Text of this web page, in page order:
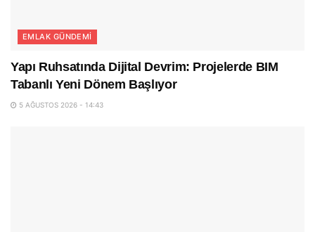
EMLAK GÜNDEMI
Yapı Ruhsatında Dijital Devrim: Projelerde BIM
Tabanlı Yeni Dönem Başlıyor
5 AĞUSTOS 2026 - 14:43